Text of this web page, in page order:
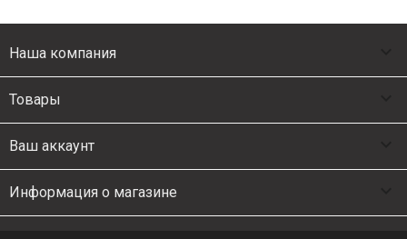
Наша компания
Товары
Ваш аккаунт
Информация о магазине